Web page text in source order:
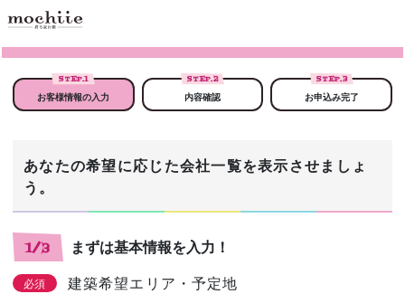
STEP.1
お客様情報の入力
STEP.2
内容確認
STEP.3
お申込み完了
あなたの希望に応じた会社一覧を表示させましょ
う。
1/3 まずは基本情報を入力！
必須 建築希望エリア・予定地